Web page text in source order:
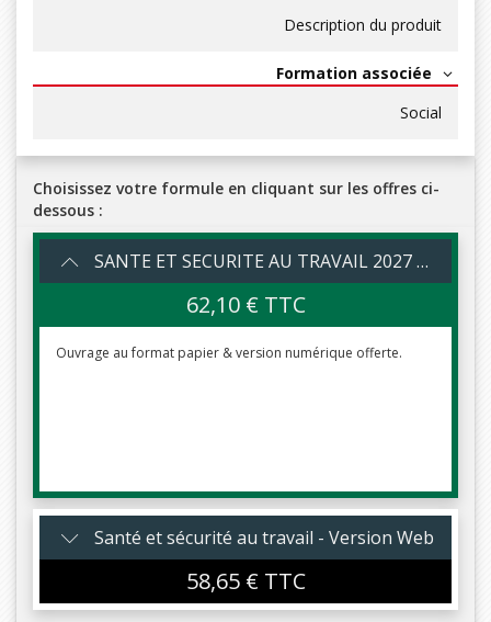
Description du produit
Formation associée
Social
Choisissez votre formule en cliquant sur les offres ci-
dessous :
SANTE ET SECURITE AU TRAVAIL 2027 – Version Web + Papier
62,10 € TTC
Ouvrage au format papier & version numérique offerte.
Santé et sécurité au travail - Version Web
58,65 € TTC
Version numérique :